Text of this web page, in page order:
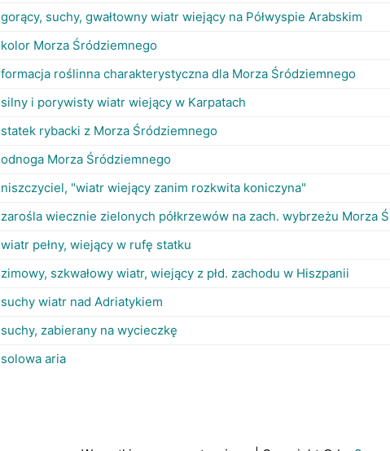
gorący, suchy, gwałtowny wiatr wiejący na Półwyspie Arabskim
kolor Morza Śródziemnego
formacja roślinna charakterystyczna dla Morza Śródziemnego
silny i porywisty wiatr wiejący w Karpatach
statek rybacki z Morza Śródziemnego
odnoga Morza Śródziemnego
niszczyciel, "wiatr wiejący zanim rozkwita koniczyna"
zarośla wiecznie zielonych półkrzewów na zach. wybrzeżu Morza
wiatr pełny, wiejący w rufę statku
zimowy, szkwałowy wiatr, wiejący z płd. zachodu w Hiszpanii
suchy wiatr nad Adriatykiem
suchy, zabierany na wycieczkę
solowa aria